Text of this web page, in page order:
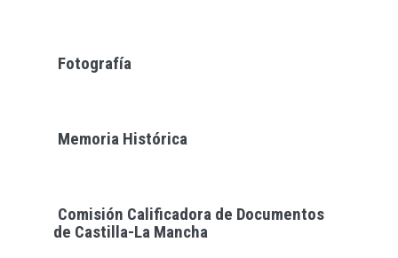
Fotografía
Memoria Histórica
Comisión Calificadora de Documentos
de Castilla-La Mancha